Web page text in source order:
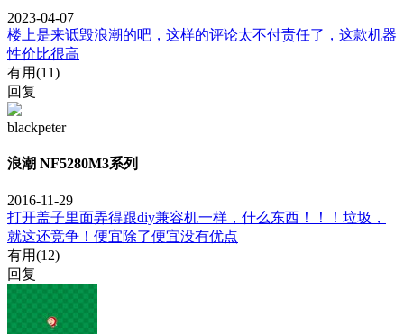
2023-04-07
楼上是来诋毁浪潮的吧，这样的评论太不付责任了，这款机器
性价比很高
有用(11)
回复
blackpeter
浪潮 NF5280M3系列
2016-11-29
打开盖子里面弄得跟diy兼容机一样，什么东西！！！垃圾，
就这还竞争！便宜除了便宜没有优点
有用(12)
回复